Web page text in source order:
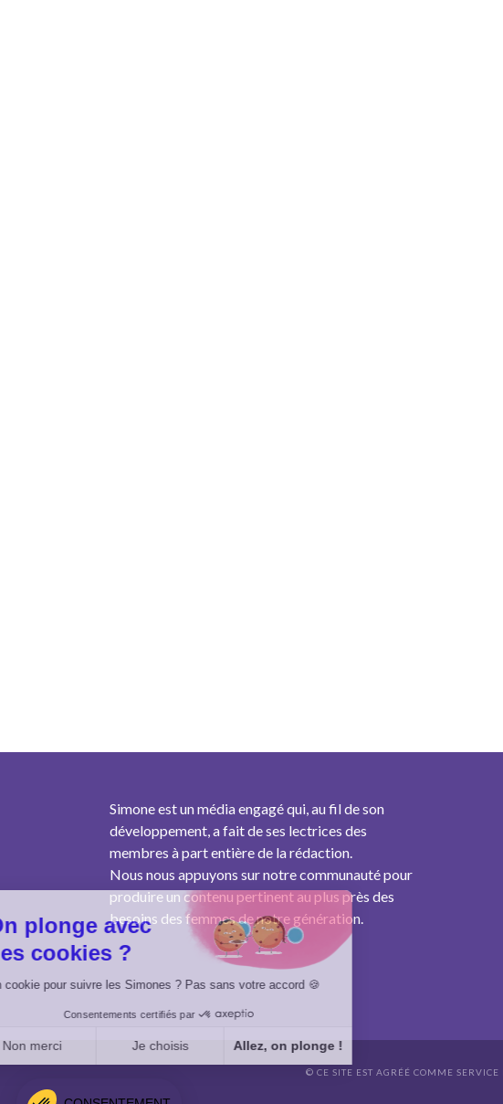
Simone est un média engagé qui, au fil de son
développement, a fait de ses lectrices des
membres à part entière de la rédaction.
Nous nous appuyons sur notre communauté pour
produire un contenu pertinent au plus près des
besoins des femmes de notre génération.
© CE SITE EST AGRÉÉ COMME
On plonge avec
des cookies ?
Un cookie pour suivre les Simones ? Pas sans votre accord 🍪
Consentements certifiés par
Non merci Je choisis Allez, on plonge !
Plateforme de Gestion du Consentement : Personnalisez vos Options